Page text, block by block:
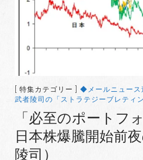
[ 特集カテゴリー ] ◆メールニュー
武者陵司の「ストラテジーブレティン
「必至のポートフ
日本株爆騰開始前
陵司）